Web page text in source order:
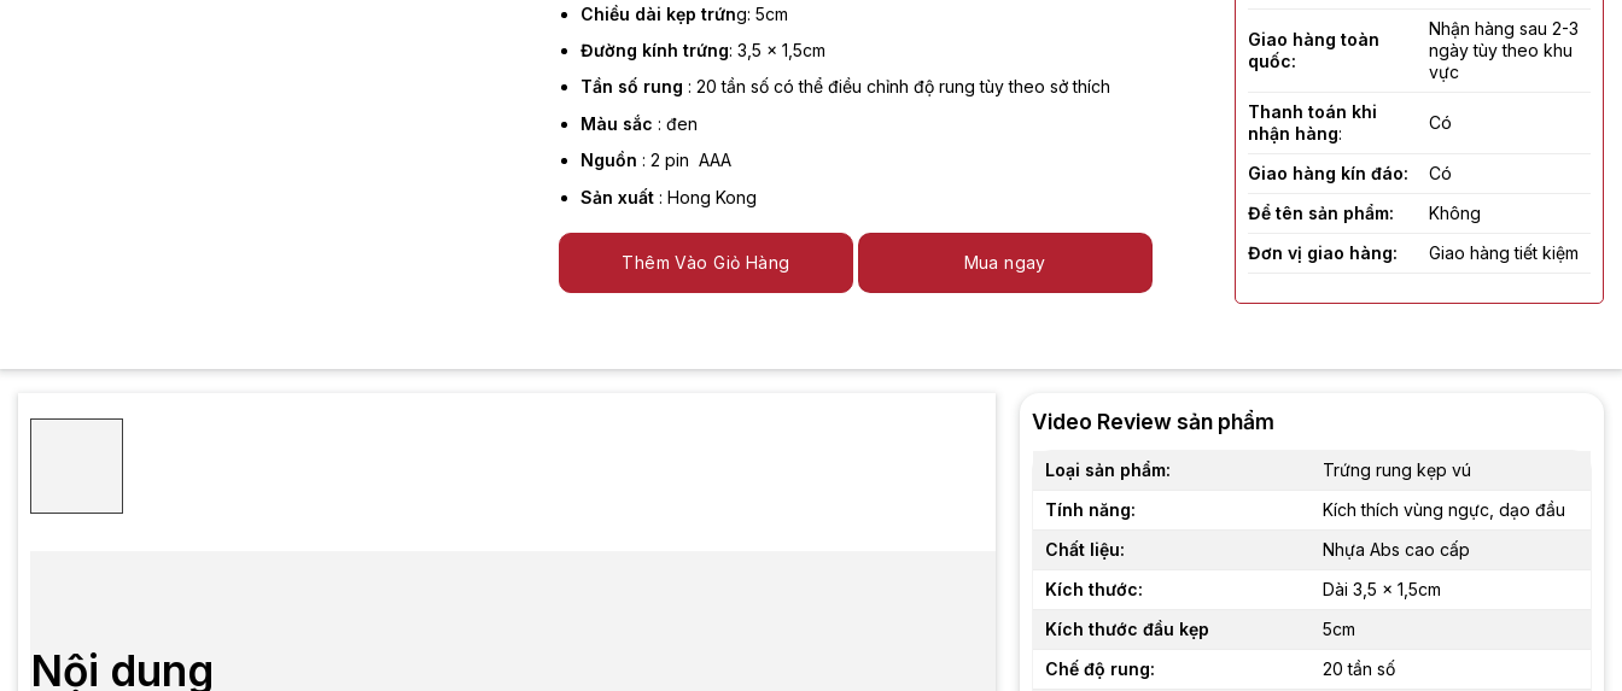
Chiều dài kẹp trứng: 5cm
Đường kính trứng: 3,5 x 1,5cm
Tần số rung : 20 tần số có thể điều chỉnh độ rung tùy theo sở thích
Màu sắc : đen
Nguồn : 2 pin AAA
Sản xuất : Hong Kong
Thêm Vào Giỏ Hàng Mua ngay
Giao hàng toàn
quốc:
Nhận hàng sau 2-3
ngày tùy theo khu
vực
Thanh toán khi
nhận hàng:
Có
Giao hàng kín đáo:
Có
Để tên sản phẩm:
Không
Đơn vị giao hàng:
Giao hàng tiết kiệm
Nội dung
Video Review sản phẩm
Loại sản phẩm:
Trứng rung kẹp vú
Tính năng:
Kích thích vùng ngực, dạo đầu
Chất liệu:
Nhựa Abs cao cấp
Kích thước:
Dài 3,5 x 1,5cm
Kích thước đầu kẹp
5cm
Chế độ rung:
20 tần số